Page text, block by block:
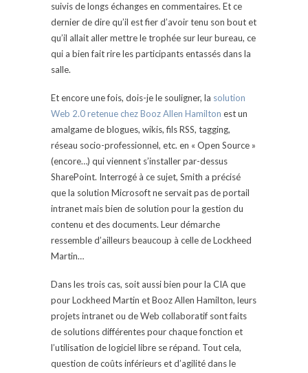
suivis de longs échanges en commentaires. Et ce
dernier de dire qu’il est fier d’avoir tenu son bout et
qu’il allait aller mettre le trophée sur leur bureau, ce
qui a bien fait rire les participants entassés dans la
salle.
Et encore une fois, dois-je le souligner, la solution
Web 2.0 retenue chez Booz Allen Hamilton est un
amalgame de blogues, wikis, fils RSS, tagging,
réseau socio-professionnel, etc. en « Open Source »
(encore…) qui viennent s’installer par-dessus
SharePoint. Interrogé à ce sujet, Smith a précisé
que la solution Microsoft ne servait pas de portail
intranet mais bien de solution pour la gestion du
contenu et des documents. Leur démarche
ressemble d’ailleurs beaucoup à celle de Lockheed
Martin…
Dans les trois cas, soit aussi bien pour la CIA que
pour Lockheed Martin et Booz Allen Hamilton, leurs
projets intranet ou de Web collaboratif sont faits
de solutions différentes pour chaque fonction et
l’utilisation de logiciel libre se répand. Tout cela,
question de coûts inférieurs et d’agilité dans le